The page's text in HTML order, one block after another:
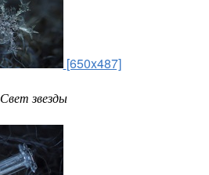
[650x487]
Свет звезды